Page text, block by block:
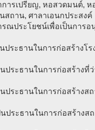
การเปรียญ, หอสวดมนต์,
สถาน, ศาลาเอนกประสงค์
รณประโยชน์เพื่อเป็นการ
นประธานในการก่อสร้างโ
นประธานในการก่อสร้างที่
นประธานในการก่อสร้างส
นประธานในการก่อสร้าง